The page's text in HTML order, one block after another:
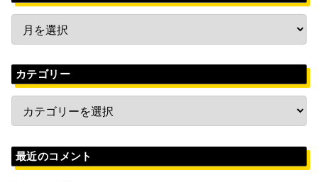
カテゴリー
最近のコメント